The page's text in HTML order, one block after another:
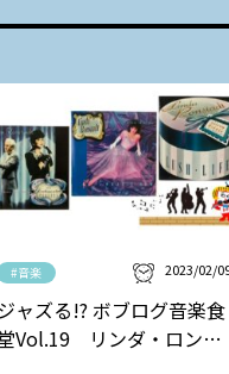
#音楽 2023/02/
ャズる!? ボブログ音楽食
Vol.19 リンダ・ロンシ